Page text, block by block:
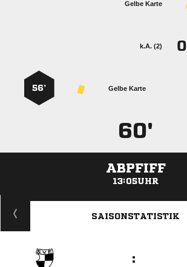
Gelbe Karte

k.A. (2)
Gelbe Karte
56’
60'
ABPFIFF
13:05UHR
ANZEIGE
SAISONSTATISTIK
: